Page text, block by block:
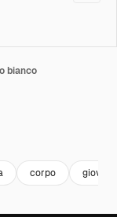
bianco
corpo giovani